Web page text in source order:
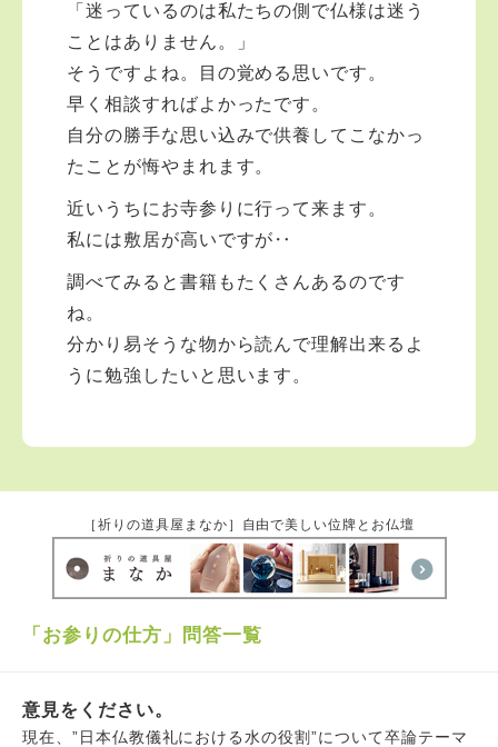
「迷っているのは私たちの側で仏様は迷う
ことはありません。」
そうですよね。目の覚める思いです。
早く相談すればよかったです。
自分の勝手な思い込みで供養してこなかっ
たことが悔やまれます。
近いうちにお寺参りに行って来ます。
私には敷居が高いですが‥
調べてみると書籍もたくさんあるのです
ね。
分かり易そうな物から読んで理解出来るよ
うに勉強したいと思います。
［祈りの道具屋まなか］自由で美しい位牌とお仏壇
「お参りの仕方」問答一覧
意見をください。
現在、”日本仏教儀礼における水の役割”について卒論テーマ